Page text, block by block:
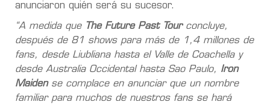
anunciaron quién será su sucesor.
“A medida que The Future Past Tourconcluye,
después de 81 shows para más de 1,4 millones de
fans, desde Liubliana hasta el Valle de Coachella y
desde Australia Occidental hasta Sao Paulo, Iron
Maidense complace en anunciar que un nombre
familiar para muchos de nuestros fans se hará